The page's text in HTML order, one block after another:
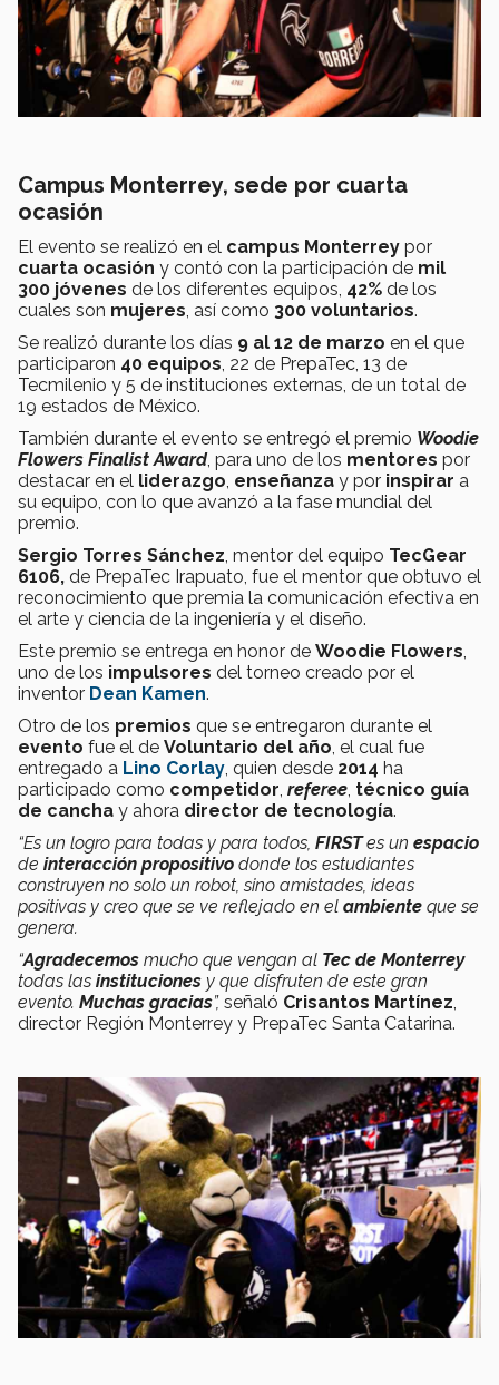
Campus Monterrey, sede por cuarta
ocasión
El evento se realizó en el campus Monterrey por
cuarta ocasión y contó con la participación de mil
300 jóvenes de los diferentes equipos, 42% de los
cuales son mujeres, así como 300 voluntarios.
Se realizó durante los días 9 al 12 de marzo en el que
participaron 40 equipos, 22 de PrepaTec, 13 de
Tecmilenio y 5 de instituciones externas, de un total de
19 estados de México.
También durante el evento se entregó el premio Woodie
Flowers Finalist Award, para uno de los mentores por
destacar en el liderazgo, enseñanza y por inspirar a
su equipo, con lo que avanzó a la fase mundial del
premio.
Sergio Torres Sánchez, mentor del equipo TecGear
6106, de PrepaTec Irapuato, fue el mentor que obtuvo el
reconocimiento que premia la comunicación efectiva en
el arte y ciencia de la ingeniería y el diseño.
Este premio se entrega en honor de Woodie Flowers,
uno de los impulsores del torneo creado por el
inventor Dean Kamen.
Otro de los premios que se entregaron durante el
evento fue el de Voluntario del año, el cual fue
entregado a Lino Corlay, quien desde 2014 ha
participado como competidor, referee, técnico guía
de cancha y ahora director de tecnología.
“Es un logro para todas y para todos, FIRSTes un espacio
de interacción propositivo donde los estudiantes
construyen no solo un robot, sino amistades, ideas
positivas y creo que se ve reflejado en el ambiente que se
genera.
“Agradecemos mucho que vengan al Tec de Monterrey
todas las instituciones y que disfruten de este gran
evento. Muchas gracias”, señaló Crisantos Martínez,
director Región Monterrey y PrepaTec Santa Catarina.